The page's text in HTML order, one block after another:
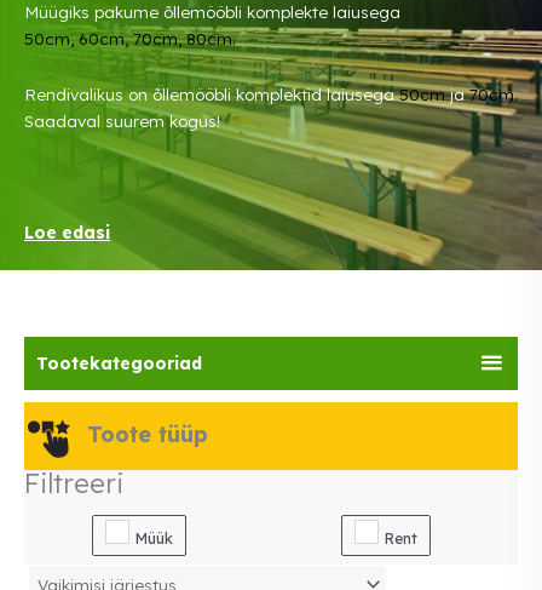
Müügiks pakume õllemööbli komplekte laiusega
50cm 60cm, 70cm, 80cm.
Rendivalikus on õllemööbli komplektid laiusega50cmja70cm.
Saadaval suurem kogus!
Loe edasi
Tootekategooriad
Toote tüüp
Filtreeri
Müük Rent